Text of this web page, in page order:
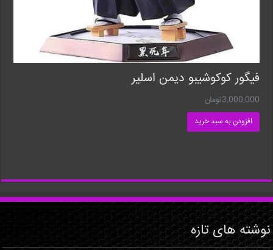
فیگور کوکوشیبو دیمن اسلیر
3,000,000تومان
افزودن به سبد خرید
نوشته های تازه